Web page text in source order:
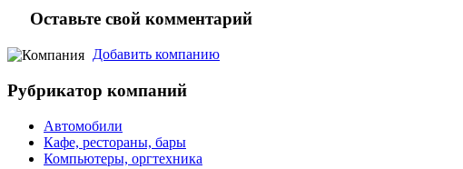
Оставьте свой комментарий
Добавить компанию
Рубрикатор компаний
Автомобили
Кафе, рестораны, бары
Компьютеры, оргтехника